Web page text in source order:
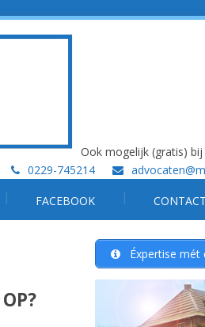
Ook mogelijk (gratis)
0229-745214
FACEBOOK CONTACT
Éxpertise mét